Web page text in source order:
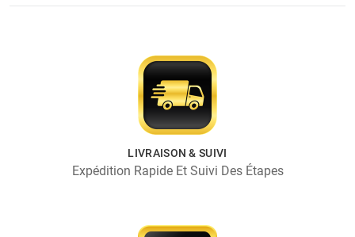
LIVRAISON & SUIVI
Expédition Rapide Et Suivi Des Étapes